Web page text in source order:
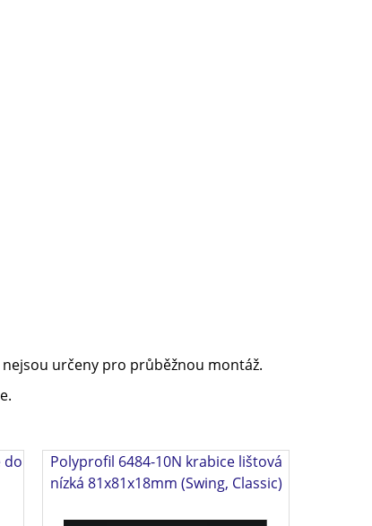
určeny pro průběžnou montáž.
do
Polyprofil 6484-10N krabice lištová
nízká 81x81x18mm (Swing, Classic)